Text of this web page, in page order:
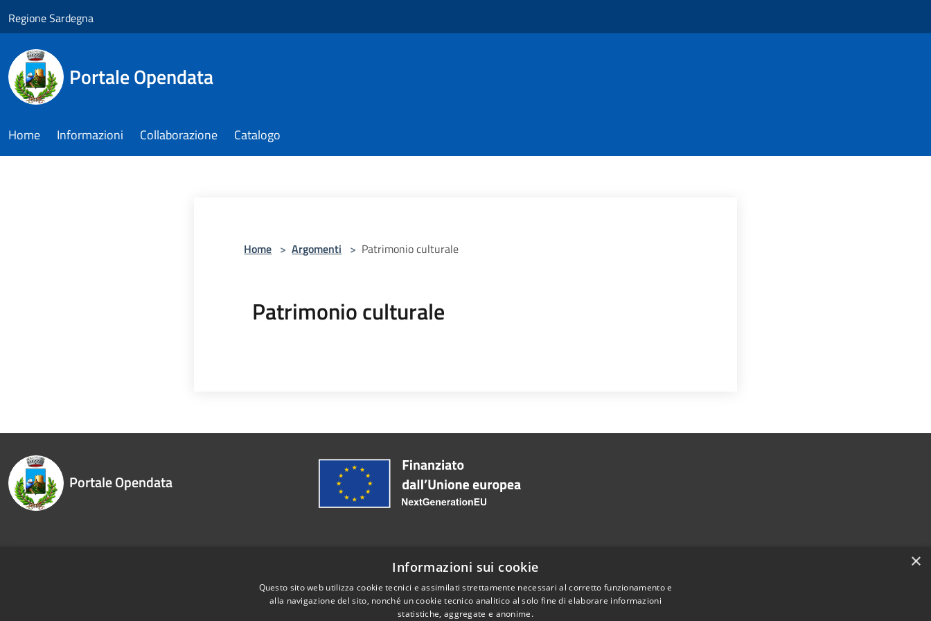
Regione Sardegna
Portale Opendata
Home Informazioni Collaborazione Catalogo
Home > Argomenti > Patrimonio culturale
Patrimonio culturale
Portale Opendata
Telefono:0789740900
×
Informazioni sui cookie
Questo sito web utilizza cookie tecnici e assimilati strettamente necessari al corretto funzionamento e
alla navigazione del sito, nonché un cookie tecnico analitico al solo fine di elaborare informazioni
statistiche, aggregate e anonime.